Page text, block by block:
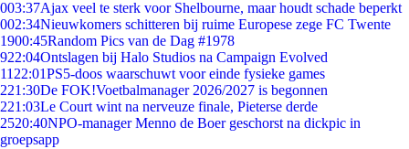
003:37Ajax veel te sterk voor Shelbourne, maar houdt schade beperkt
002:34Nieuwkomers schitteren bij ruime Europese zege FC Twente
1900:45Random Pics van de Dag #1978
922:04Ontslagen bij Halo Studios na Campaign Evolved
11 22:01PS5-doos waarschuwt voor einde fysieke games
221:30De FOK!Voetbalmanager 2026/2027 is begonnen
221:03Le Court wint na nerveuze finale, Pieterse derde
2520:40NPO-manager Menno de Boer geschorst na dickpic in
groepsapp